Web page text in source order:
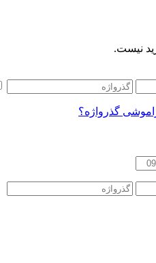
نیست.
گذرواژه؟